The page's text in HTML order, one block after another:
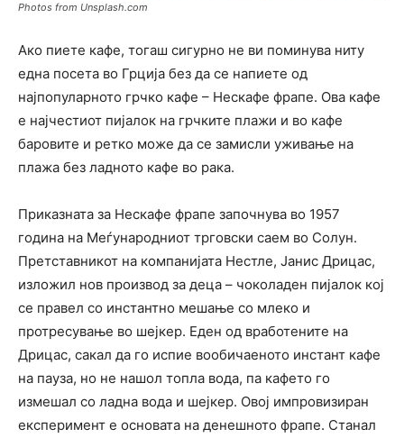
Photos from Unsplash.com
Ако пиете кафе, тогаш сигурно не ви поминува ниту
една посета во Грција без да се напиете од
најпопуларното грчко кафе – Нескафе фрапе. Ова кафе
е најчестиот пијалок на грчките плажи и во кафе
баровите и ретко може да се замисли уживање на
плажа без ладното кафе во рака.
Приказната за Нескафе фрапе започнува во 1957
година на Меѓународниот трговски саем во Солун.
Претставникот на компанијата Нестле, Јанис Дрицас,
изложил нов производ за деца – чоколаден пијалок кој
се правел со инстантно мешање со млеко и
протресување во шејкер. Еден од вработените на
Дрицас, сакал да го испие вообичаеното инстант кафе
на пауза, но не нашол топла вода, па кафето го
измешал со ладна вода и шејкер. Овој импровизиран
експеримент е основата на денешното фрапе. Станал